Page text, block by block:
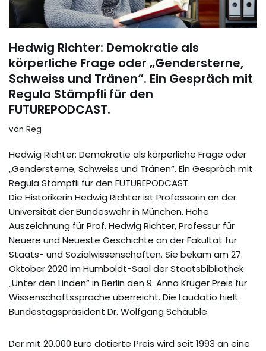
Hedwig Richter: Demokratie als
körperliche Frage oder „Gendersterne,
Schweiss und Tränen“. Ein Gespräch mit
Regula Stämpfli für den
FUTUREPODCAST.
von Reg
Hedwig Richter: Demokratie als körperliche Frage oder
„Gendersterne, Schweiss und Tränen“. Ein Gespräch mit
Regula Stämpfli für den FUTUREPODCAST.
Die Historikerin Hedwig Richter ist Professorin an der
Universität der Bundeswehr in München. Hohe
Auszeichnung für Prof. Hedwig Richter, Professur für
Neuere und Neueste Geschichte an der Fakultät für
Staats- und Sozialwissenschaften. Sie bekam am 27.
Oktober 2020 im Humboldt-Saal der Staatsbibliothek
„Unter den Linden“ in Berlin den 9. Anna Krüger Preis für
Wissenschaftssprache überreicht. Die Laudatio hielt
Bundestagspräsident Dr. Wolfgang Schäuble.
Der mit 20.000 Euro dotierte Preis wird seit 1993 an eine